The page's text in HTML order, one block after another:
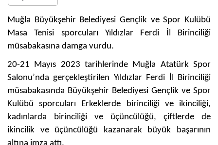
Muğla Büyükşehir Belediyesi Gençlik ve Spor Kulübü
Masa Tenisi sporcuları Yıldızlar Ferdi İl Birinciliği
müsabakasına damga vurdu.
20-21 Mayıs 2023 tarihlerinde Muğla Atatürk Spor
Salonu’nda gerçekleştirilen Yıldızlar Ferdi İl Birinciliği
müsabakasında Büyükşehir Belediyesi Gençlik ve Spor
Kulübü sporcuları Erkeklerde birinciliği ve ikinciliği,
kadınlarda birinciliği ve üçüncülüğü, çiftlerde de
ikincilik ve üçüncülüğü kazanarak büyük başarının
altına imza attı.